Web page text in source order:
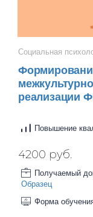
Социальная
реализации
Повышение
4200 руб.
Получаемый
Образец
Форма